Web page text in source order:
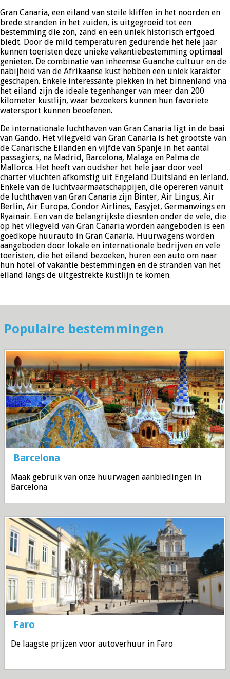
Gran Canaria, een eiland van steile kliffen in het noorden en
brede stranden in het zuiden, is uitgegroeid tot een
bestemming die zon, zand en een uniek historisch erfgoed
biedt. Door de mild temperaturen gedurende het hele jaar
kunnen toeristen deze unieke vakantiebestemming optimaal
genieten. De combinatie van inheemse Guanche cultuur en de
nabijheid van de Afrikaanse kust hebben een uniek karakter
geschapen. Enkele interessante plekken in het binnenland vna
het eiland zijn de ideale tegenhanger van meer dan 200
kilometer kustlijn, waar bezoekers kunnen hun favoriete
watersport kunnen beoefenen.
De internationale luchthaven van Gran Canaria ligt in de baai
van Gando. Het vliegveld van Gran Canaria is het grootste van
de Canarische Eilanden en vijfde van Spanje in het aantal
passagiers, na Madrid, Barcelona, Malaga en Palma de
Mallorca. Het heeft van oudsher het hele jaar door veel
charter vluchten afkomstig uit Engeland Duitsland en Ierland.
Enkele van de luchtvaarmaatschappijen, die opereren vanuit
de luchthaven van Gran Canaria zijn Binter, Air Lingus, Air
Berlin, Air Europa, Condor Airlines, Easyjet, Germanwings en
Ryainair. Een van de belangrijkste diesnten onder de vele, die
op het vliegveld van Gran Canaria worden aangeboden is een
goedkope huurauto in Gran Canaria. Huurwagens worden
aangeboden door lokale en internationale bedrijven en vele
toeristen, die het eiland bezoeken, huren een auto om naar
hun hotel of vakantie bestemmingen en de stranden van het
eiland langs de uitgestrekte kustlijn te komen.
Populaire bestemmingen
Barcelona
Maak gebruik van onze huurwagen aanbiedingen in
Barcelona
Faro
De laagste prijzen voor autoverhuur in Faro